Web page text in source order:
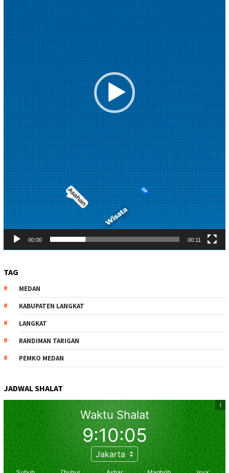
00:00 00:11
TAG
MEDAN
KABUPATEN LANGKAT
LANGKAT
RANDIMAN TARIGAN
PEMKO MEDAN
JADWAL SHALAT